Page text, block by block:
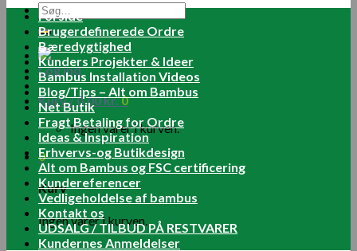
Søg
efter:
Log ind
Kurv /0.00kr.0
Ingen varer i kurven.
0
Kurv
Ingen varer i kurven.
Forside
Brugerdefinerede Ordre
Bæredygtighed
Kunders Projekter & Ideer
Bambus Installation Videos
Blog/Tips – Alt om Bambus
Net Butik
Fragt Betaling for Ordre
Ideas & Inspiration
Erhvervs-og Butikdesign
Alt om Bambus og FSC certificering
Kundereferencer
Vedligeholdelse af bambus
Kontakt os
UDSALG / TILBUD PÅ RESTVARER
Kundernes Anmeldelser